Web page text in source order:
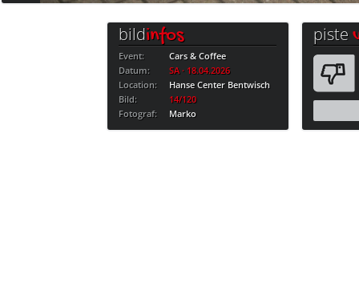
bildinfos
Event:
Cars & Coffee
Datum:
SA · 18.04.2026
Location:
Hanse Center Bentwisch
Bild:
14/120
Fotograf:
Marko
piste